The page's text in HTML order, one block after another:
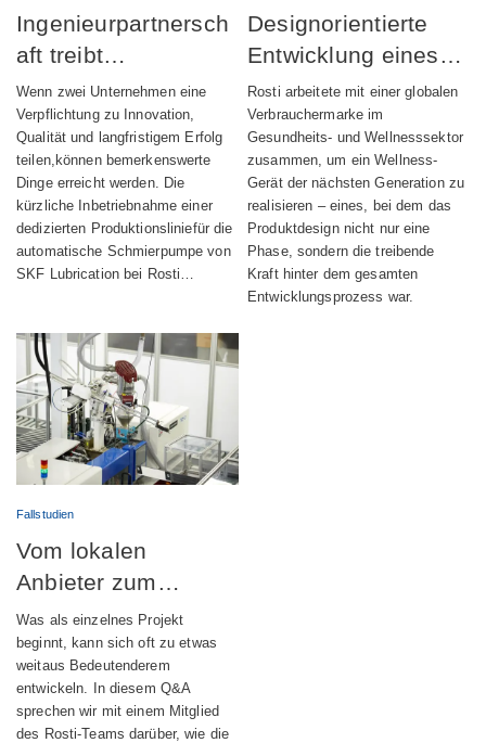
Ingenieurpartnersch
aft treibt
erfolgreichen Start
der Produktion
automatischer
Schmiervorrichtunge
n voran
Wenn zwei Unternehmen eine
Verpflichtung zu Innovation,
Qualität und langfristigem Erfolg
teilen,können bemerkenswerte
Dinge erreicht werden. Die
kürzliche Inbetriebnahme einer
dedizierten Produktionsliniefür die
automatische Schmierpumpe von
SKF Lubrication bei Rosti…
Designorientierte
Entwicklung eines
vollständig
integrierten
Wellness-Geräts
Rosti arbeitete mit einer globalen
Verbrauchermarke im
Gesundheits- und Wellnesssektor
zusammen, um ein Wellness-
Gerät der nächsten Generation zu
realisieren – eines, bei dem das
Produktdesign nicht nur eine
Phase, sondern die treibende
Kraft hinter dem gesamten
Entwicklungsprozess war.
Fallstudien
Vom lokalen
Anbieter zum
globalen
Engineering-Partner
Was als einzelnes Projekt
beginnt, kann sich oft zu etwas
weitaus Bedeutenderem
entwickeln. In diesem Q&A
sprechen wir mit einem Mitglied
des Rosti-Teams darüber, wie die